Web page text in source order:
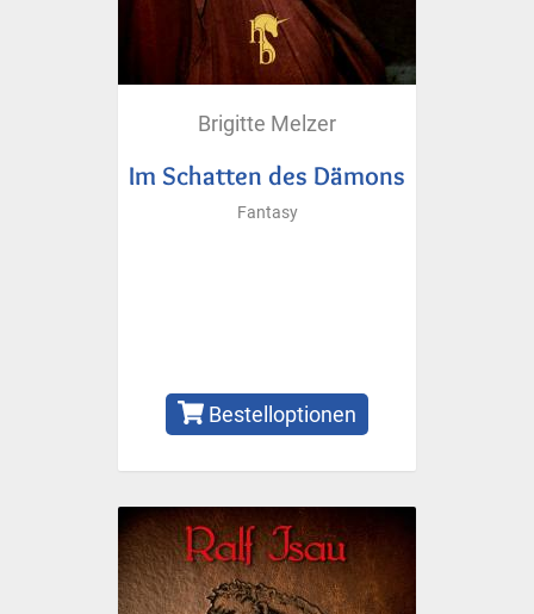
Brigitte Melzer
Im Schatten des Dämons
Fantasy
Bestelloptionen